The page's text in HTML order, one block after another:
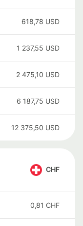
618,78 USD
1 237,55 USD
2 475,10 USD
6 187,75 USD
12 375,50 USD
CHF
0,81 CHF